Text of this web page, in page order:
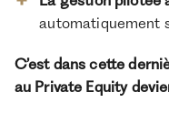
automatiquement
C’est dans cette
au Private Equity